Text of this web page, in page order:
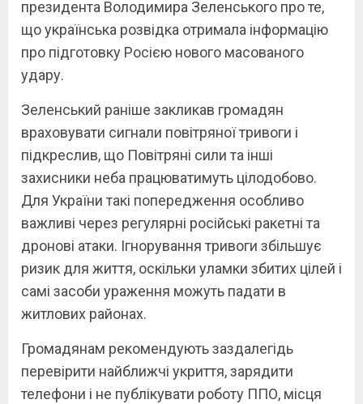
президента Володимира Зеленського про те,
що українська розвідка отримала інформацію
про підготовку Росією нового масованого
удару.
Зеленський раніше закликав громадян
враховувати сигнали повітряної тривоги і
підкреслив, що Повітряні сили та інші
захисники неба працюватимуть цілодобово.
Для України такі попередження особливо
важливі через регулярні російські ракетні та
дронові атаки. Ігнорування тривоги збільшує
ризик для життя, оскільки уламки збитих цілей і
самі засоби ураження можуть падати в
житлових районах.
Громадянам рекомендують заздалегідь
перевірити найближчі укриття, зарядити
телефони і не публікувати роботу ППО, місця